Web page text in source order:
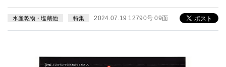
水産乾物・塩蔵他 特集 2024.07.19 12790号 09面